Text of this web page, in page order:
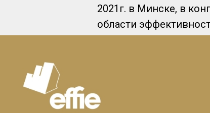
2021г. в Минске, в
области